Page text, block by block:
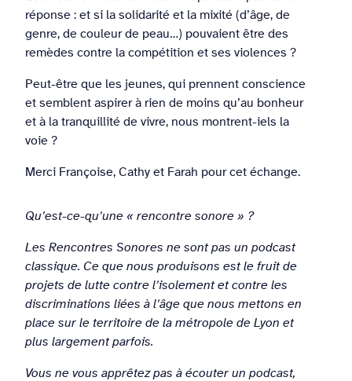
réponse : et si la solidarité et la mixité (d’âge, de
genre, de couleur de peau…) pouvaient être des
remèdes contre la compétition et ses violences ?
Peut-être que les jeunes, qui prennent conscience
et semblent aspirer à rien de moins qu’au bonheur
et à la tranquillité de vivre, nous montrent-iels la
voie ?
Merci Françoise, Cathy et Farah pour cet échange.
Qu’est-ce-qu’une « rencontre sonore » ?
Les Rencontres Sonores ne sont pas un podcast
classique. Ce que nous produisons est le fruit de
projets de lutte contre l’isolement et contre les
discriminations liées à l’âge que nous mettons en
place sur le territoire de la métropole de Lyon et
plus largement parfois.
Vous ne vous apprêtez pas à écouter un podcast,